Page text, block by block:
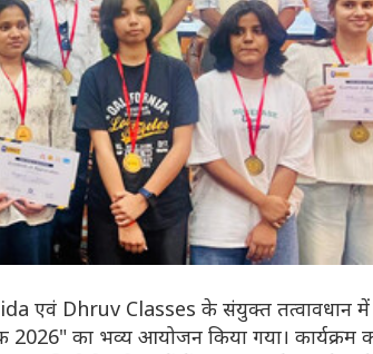
एवं Dhruv Classes के संयुक्त तत्वावधान में
का भव्य आयोजन किया गया। कार्यक्रम